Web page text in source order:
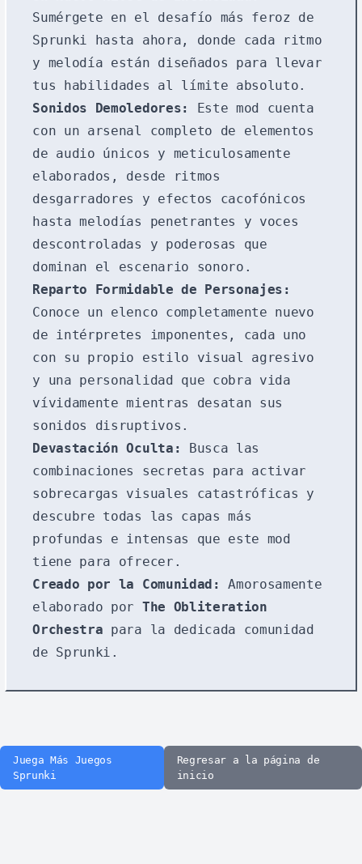
Sumérgete en el desafío más feroz de
Sprunki hasta ahora, donde cada ritmo
y melodía están diseñados para llevar
tus habilidades al límite absoluto.
Sonidos Demoledores:
Este mod cuenta
con un arsenal completo de elementos
de audio únicos y meticulosamente
elaborados, desde ritmos
desgarradores y efectos cacofónicos
hasta melodías penetrantes y voces
descontroladas y poderosas que
dominan el escenario sonoro.
Reparto Formidable de Personajes:
Conoce un elenco completamente nuevo
de intérpretes imponentes, cada uno
con su propio estilo visual agresivo
y una personalidad que cobra vida
vívidamente mientras desatan sus
sonidos disruptivos.
Devastación Oculta:
Busca las
combinaciones secretas para activar
sobrecargas visuales catastróficas y
descubre todas las capas más
profundas e intensas que este mod
tiene para ofrecer.
Creado por la Comunidad:
Amorosamente
elaborado por The Obliteration
Orchestra para la dedicada comunidad
de Sprunki.
Juega Más Juegos
Sprunki
Regresar a la página de
inicio